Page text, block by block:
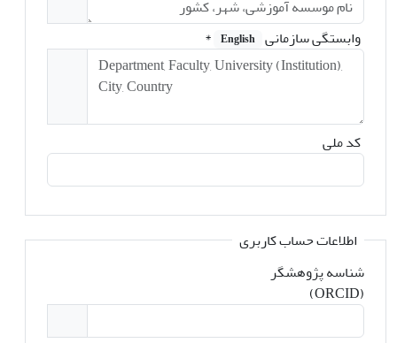
وابستگی سازمانی English
*
کد ملی
اطلاعات حساب کاربری
شناسه پژوهشگر
(ORCID)